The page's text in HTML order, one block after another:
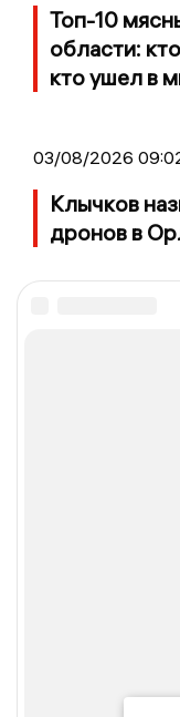
Топ-10
области:
кто ушел в
03/08/2026
Клычков
дронов в